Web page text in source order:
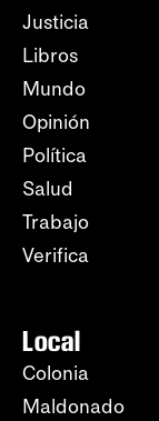
Justicia
Libros
Mundo
Opinión
Política
Salud
Trabajo
Verifica
Local
Colonia
Maldonado